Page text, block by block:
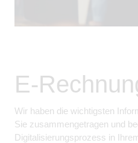
E-
Wir haben die wichtigsten
Sie zusammengetragen und
Digitalisierungsprozess in